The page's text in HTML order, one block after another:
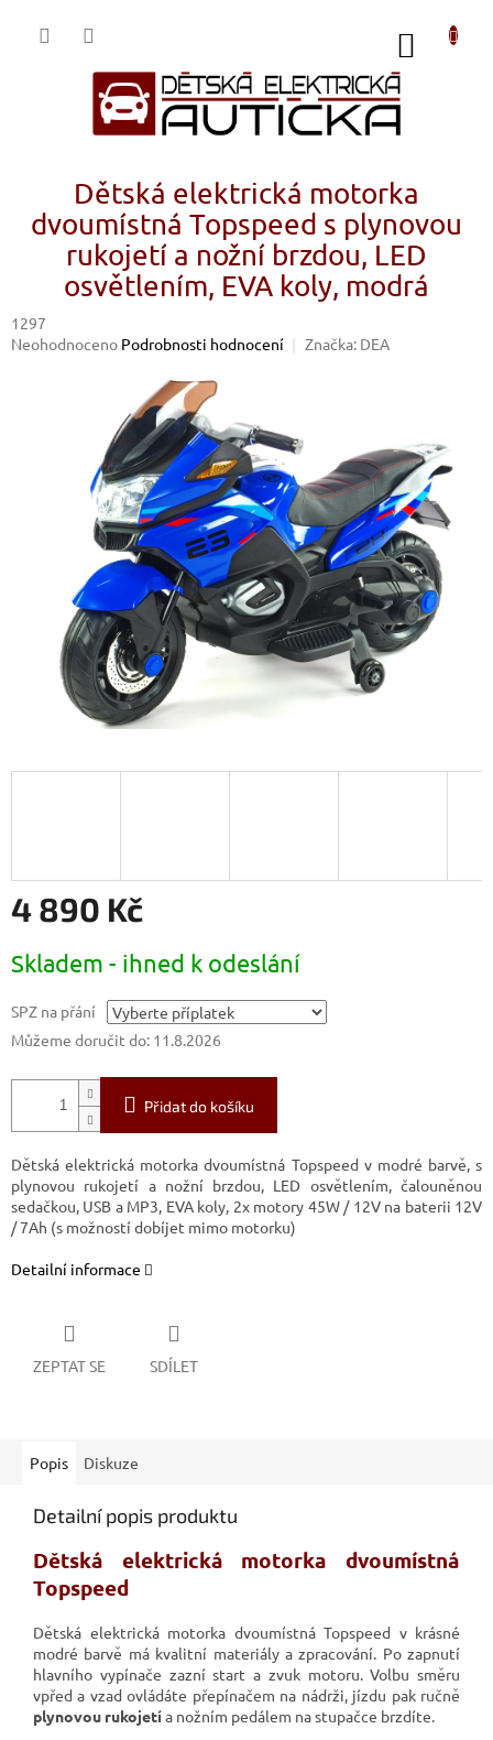
Dětská elektrická motorka
dvoumístná Topspeed s plynovou
rukojetí a nožní brzdou, LED
osvětlením, EVA koly, modrá
1297
Průměrné
Neohodnoceno Podrobnosti hodnocení Značka: DEA
4 890 Kč
cena:
Skladem - ihned k odeslání
SPZ na přání
Můžeme doručit do: 11.8.2026
Přidat do košíku
Dětská elektrická motorka dvoumístná Topspeed v modré barvě, s
plynovou rukojetí a nožní brzdou, LED osvětlením, čalouněnou
sedačkou, USB a MP3, EVA koly, 2x motory 45W / 12V na baterii 12V
/ 7Ah (s možností dobíjet mimo motorku)
Detailní informace
ZEPTAT SE SDÍLET
Popis Diskuze
Detailní popis produktu
Dětská elektrická motorka dvoumístná
Topspeed
Dětská elektrická motorka dvoumístná Topspeed v krásné
modré barvě má kvalitní materiály a zpracování. Po zapnutí
hlavního vypínače zazní start a zvuk motoru. Volbu směru
vpřed a vzad ovládáte přepínačem na nádrži, jízdu pak ručně
plynovou rukojetía nožním pedálem na stupačce brzdíte.